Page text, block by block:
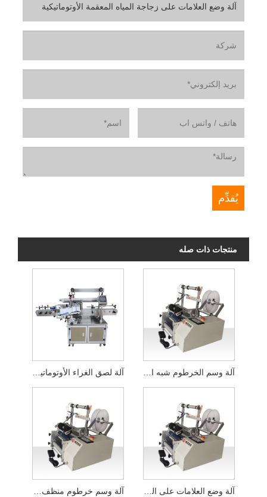
منتجات ذات صله
آلة لصق الغراء الأوتوماتيكية آلة وسم الخرطوم شبه الأوتوماتيكية
آلة وسم خرطوم منظف الوجه المسطح شبه الأوتوماتيكي آلة وضع العلامات على الزجاجات المسطحة السائلة شبه الأوتوماتيكية